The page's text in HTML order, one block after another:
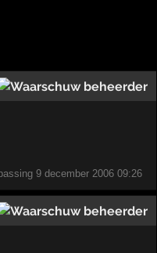
9 december 2006 09:26